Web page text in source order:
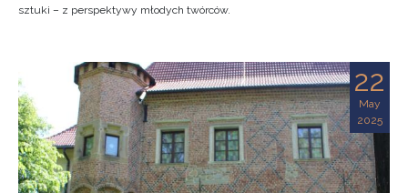
sztuki – z perspektywy młodych twórców.
22
May
2025